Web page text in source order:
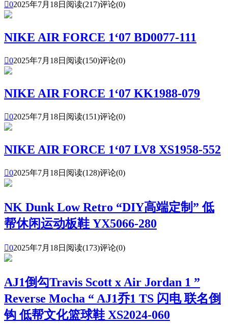
02025年7月18日 阅读(217)评论(0)
NIKE AIR FORCE 1‘07 BD0077-111
02025年7月18日 阅读(150)评论(0)
NIKE AIR FORCE 1‘07 KK1988-079
02025年7月18日 阅读(151)评论(0)
NIKE AIR FORCE 1‘07 LV8 XS1958-552
02025年7月18日 阅读(128)评论(0)
NK Dunk Low Retro “DIY高端定制” 低
帮休闲运动板鞋 YX5066-280
02025年7月18日 阅读(173)评论(0)
AJ1倒勾Travis Scott x Air Jordan 1 ”
Reverse Mocha “ AJ1乔1 TS 闪电 联名倒
钩 低帮文化篮球鞋 XS2024-060